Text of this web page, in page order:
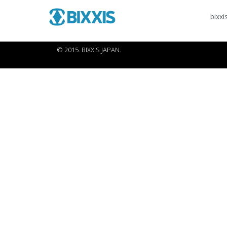
bixxis
© 2015. BIXXIS JAPAN.